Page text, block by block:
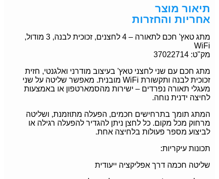
תיאור מוצר
אחריות והחזרות
מתג טאץ' חכם לתאורה – 4 לחצנים, זכוכית לבנה, 3 מודול,
WiFi
מק"ט: 37022714
מתג חכם עם שני לחצני טאץ' בעיצוב מודרני ואלגנטי, חזית
זכוכית לבנה ותקשורת WiFi מובנית. מאפשר שליטה על שני
מעגלי תאורה נפרדים – ישירות מהסמארטפון או באמצעות
לחיצה ידנית נוחה.
המתג תומך בתרחישים חכמים, הפעלה מתוזמנת, ושליטה
מרחוק מכל מקום. כל לחצן ניתן להגדיר להפעלה רגילה או
לביצוע מספר פעולות בלחיצה אחת.
תכונות עיקריות:
שליטה חכמה דרך אפליקציה ייעודית